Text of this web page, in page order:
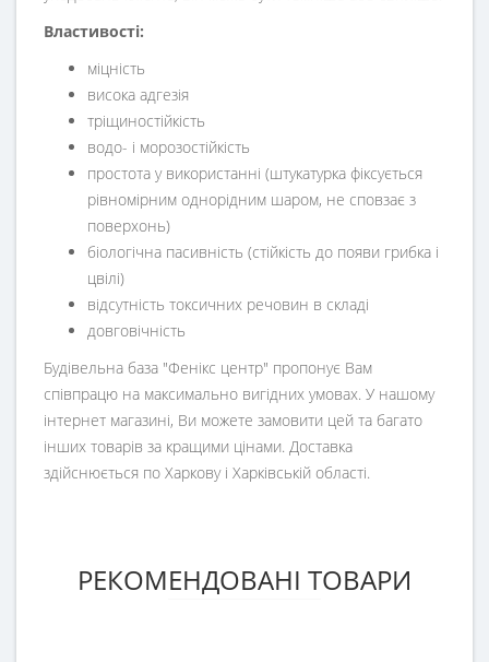
Властивості:
міцність
висока адгезія
тріщиностійкість
водо- і морозостійкість
простота у використанні (штукатурка фіксується
рівномірним однорідним шаром, не сповзає з
поверхонь)
біологічна пасивність (стійкість до появи грибка і
цвілі)
відсутність токсичних речовин в складі
довговічність
Будівельна база "Фенікс центр" пропонує Вам
співпрацю на максимально вигідних умовах. У нашому
інтернет магазині, Ви можете замовити цей та багато
інших товарів за кращими цінами. Доставка
здійснюється по Харкову і Харківській області.
РЕКОМЕНДОВАНІ ТОВАРИ